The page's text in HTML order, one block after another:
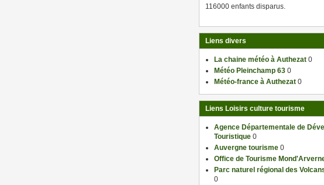
116000 enfants disparus.
Liens divers
La chaine météo à Authezat 0
Météo Pleinchamp 63 0
Météo-france à Authezat 0
Liens Loisirs culture tourisme
Agence Départementale de
Touristique 0
Auvergne tourisme 0
Office de Tourisme
Parc naturel régional des
0